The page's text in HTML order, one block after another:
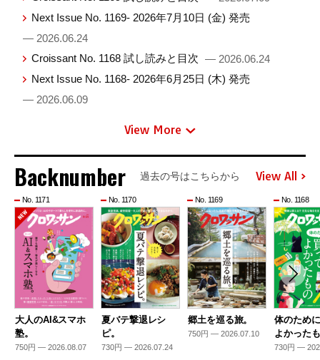
Next Issue No. 1169- 2026年7月10日 (金) 発売
— 2026.06.24
Croissant No. 1168 試し読みと目次 — 2026.06.24
Next Issue No. 1168- 2026年6月25日 (木) 発売
— 2026.06.09
View More
Backnumber 過去の号はこちらから View All
No. 1171
大人のAI&スマホ
塾。
750円 — 2026.08.07
No. 1170
夏バテ撃退レシ
ピ。
730円 — 2026.07.24
No. 1169
郷土を巡る旅。
750円 — 2026.07.10
No. 1168
体のため
よかった
730円 —